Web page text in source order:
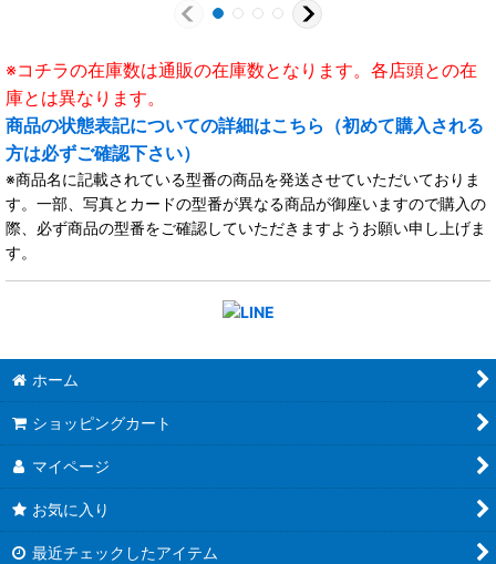
※コチラの在庫数は通販の在庫数となります。各店頭との在
庫とは異なります。
商品の状態表記についての詳細はこちら（初めて購入される
方は必ずご確認下さい）
※商品名に記載されている型番の商品を発送させていただいておりま
す。一部、写真とカードの型番が異なる商品が御座いますので購入の
際、必ず商品の型番をご確認していただきますようお願い申し上げま
す。
ホーム
ショッピングカート
マイページ
お気に入り
最近チェックしたアイテム